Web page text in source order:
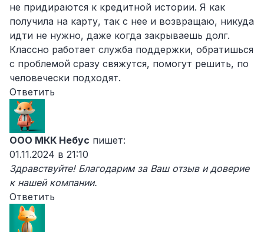
не придираются к кредитной истории. Я как
получила на карту, так с нее и возвращаю, никуда
идти не нужно, даже когда закрываешь долг.
Классно работает служба поддержки, обратишься
с проблемой сразу свяжутся, помогут решить, по
человечески подходят.
Ответить
ООО МКК Небус пишет:
01.11.2024 в 21:10
Здравствуйте! Благодарим за Ваш отзыв и доверие
к нашей компании.
Ответить